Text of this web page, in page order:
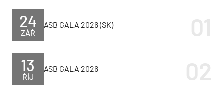
ZÁŘ
24 ASB GALA 2026 (SK)
ŘÍJ
13 ASB GALA 2026